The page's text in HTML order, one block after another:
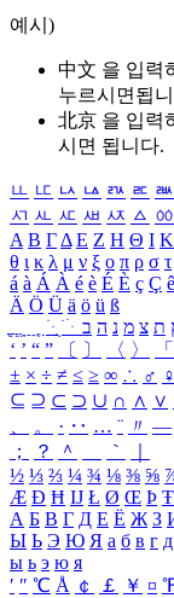
예시)
中文 을 입력
누르시면됩
北京 을 입력
시면 됩니다.
ㅥ ㅦ ㅧ ㅨ ㅩ ㅪ ㅫ
ㅺ ㅻ ㅼ ㅽ ㅾ ㅿ ㆀ
Α Β ΓΔ Ε Ζ Η Θ Ι Κ
θ ι κ λ μ ν ξ ο π ρ σ τ
á à Á À é è É È ç Ç ê
Ä Ö Ü ä ö ü ß
ִֶֹ ֻּ ׁׂ ת צ מ נ ה ב
‘ ’ “ ” 〔 〕 〈 〉 「
± × ÷ ≠ ≤ ≥ ∞ ∴ ♂ ♀
⊆ ⊇ ⊂ ⊃ ∪ ∩ ∧ ∨
、
。 · ‥ … ¨ 〃 ―
；
？ ＾ ｀
½ ⅓ ⅔ ¼ ¾ ⅛ ⅜ ⅝
Æ Ð Ħ Ĳ Ł Ø Œ Þ Ŧ
А Б В Г Д Е Ё Ж З
Ы Ь Э Ю Я а б в г д
ы ь э ю я
′ ″ ℃ Å ￠ ￡ ￥ ¤